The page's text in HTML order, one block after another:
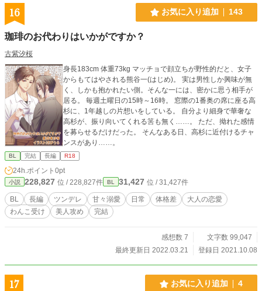
16 お気に入り追加 143
珈琲のお代わりはいかがですか？
古紫汐桜
身長183cm 体重73kg マッチョで顔立ちが野性的だと、女子
からもてはやされる熊谷一(はじめ)。 実は男性しか興味が無
く、しかも抱かれたい側。そんな一には、密かに思う相手が
居る。 毎週土曜日の15時～16時。 窓際の1番奥の席に座る高
杉に、1年越しの片想いをしている。 自分より細身で華奢な
高杉が、振り向いてくれる筈も無く……。 ただ、拗れた感情
を募らせるだけだった。 そんなある日、高杉に近付けるチャ
ンスがあり……。
BL 完結 長編 R18
24h.ポイント 0pt
小説 228,827 位 / 228,827件 BL 31,427 位 / 31,427件
BL 長編 ツンデレ 甘々溺愛 日常 体格差
大人の恋愛
わんこ受け
美人攻め 完結
感想数 7
文字数 99,047
最終更新日 2022.03.21
登録日 2021.10.08
17 お気に入り追加 4